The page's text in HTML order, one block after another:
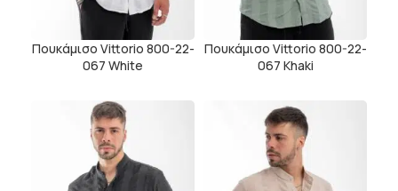
Πουκάμισο Vittorio 800-22-
067 White
Πουκάμισο Vittorio 800-22-
067 Khaki